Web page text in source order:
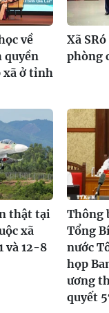
về
quyền
xã ở tỉnh
Xã
phòng
thật tại
xã
và 12-8
Thông
Tổng
nước
họp
ương
quyết